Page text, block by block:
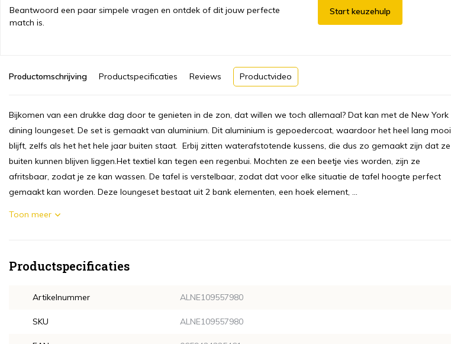
Beantwoord een paar simpele vragen en ontdek of dit jouw perfecte
match is.
Start keuzehulp
Productomschrijving Productspecificaties Reviews Productvideo
Bijkomen van een drukke dag door te genieten in de zon, dat willen we toch allemaal? Dat kan met de New York
dining loungeset. De set is gemaakt van aluminium. Dit aluminium is gepoedercoat, waardoor het heel lang mooi
blijft, zelfs als het het hele jaar buiten staat. Erbij zitten waterafstotende kussens, die dus zo gemaakt zijn dat ze
buiten kunnen blijven liggen.Het textiel kan tegen een regenbui. Mochten ze een beetje vies worden, zijn ze
afritsbaar, zodat je ze kan wassen. De tafel is verstelbaar, zodat dat voor elke situatie de tafel hoogte perfect
gemaakt kan worden. Deze loungeset bestaat uit 2 bank elementen, een hoek element, ...
Toon meer
Productspecificaties
Artikelnummer ALNE109557980
SKU ALNE109557980